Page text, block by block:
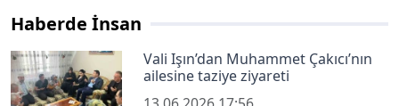
Haberde İnsan
Vali Işın’dan Muhammet Çakıcı’nın
ailesine taziye ziyareti